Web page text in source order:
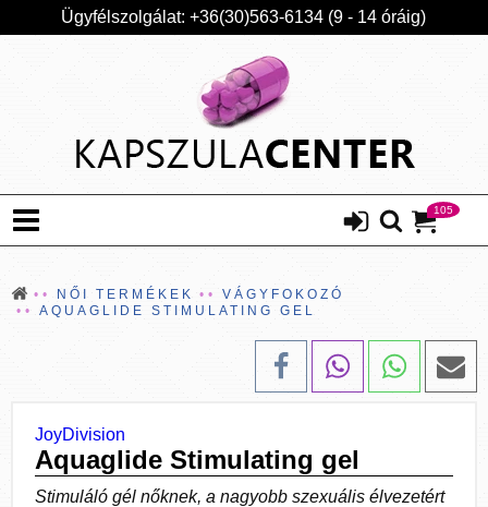
Ügyfélszolgálat: +36(30)563-6134 (9 - 14 óráig)
105
NŐI TERMÉKEK
VÁGYFOKOZÓ
AQUAGLIDE STIMULATING GEL
JoyDivision
Aquaglide Stimulating gel
Stimuláló gél nőknek, a nagyobb szexuális élvezetért